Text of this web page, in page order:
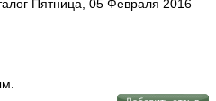
Пятница, 05 Февраля 2016